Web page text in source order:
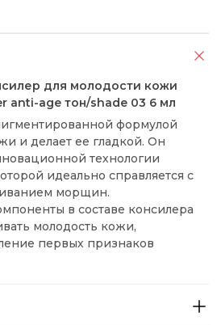
для молодости кожи
anti-age тон/shade 03 6 мл
формулой
и делает ее гладкой. Он
технологии
идеально справляется с
морщин.
в составе консилера
молодость кожи,
первых признаков